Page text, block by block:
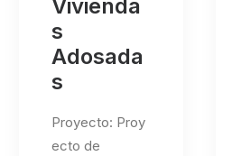
Vivienda
s
Adosada
s
Proyecto: Proy
ecto de